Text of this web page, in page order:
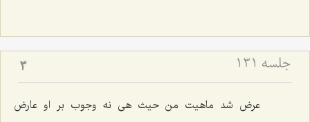
جلسه ۱۳۱ 3
عرض شد ماهیت من حیث هى نه وجوب بر او عارض